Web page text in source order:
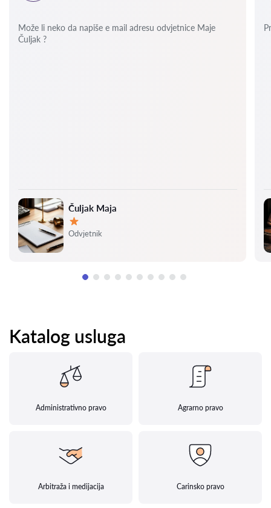
Čuljak Maja
Ocjena:
Odvjetnik
Može li neko da napiše e mail adresu odvjetnice Maje
Čuljak ?
Katalog usluga
Administrativno pravo Agrarno pravo
Arbitraža i medijacija Carinsko pravo